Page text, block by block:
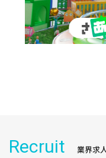
Recruit 業界求